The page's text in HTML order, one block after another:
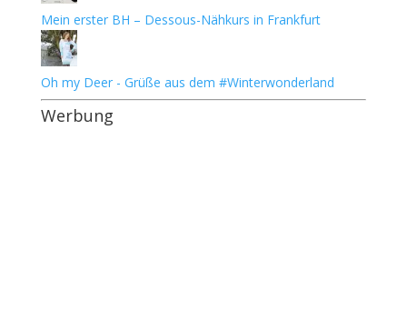
Mein erster BH – Dessous-Nähkurs in Frankfurt
Oh my Deer - Grüße aus dem #Winterwonderland
Werbung